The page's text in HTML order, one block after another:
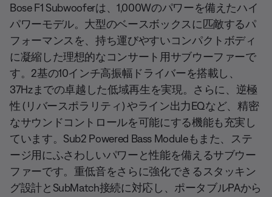
Bose F1 Subwooferは、1,000Wのパワーを備えたハイ
パワーモデル。大型のベースボックスに匹敵するパ
フォーマンスを、持ち運びやすいコンパクトボディ
に凝縮した理想的なコンサート用サブウーファーで
す。2基の10インチ高振幅ドライバーを搭載し、
37Hzまでの卓越した低域再生を実現。さらに、逆極
性 (リバースポラリティ) やライン出力EQなど、精密
なサウンドコントロールを可能にする機能も充実し
ています。Sub2 Powered Bass Moduleもまた、ステ
ージ用にふさわしいパワーと性能を備えるサブウー
ファーです。重低音をさらに強化できるスタッキン
グ設計とSubMatch接続に対応し、ポータブルPAから